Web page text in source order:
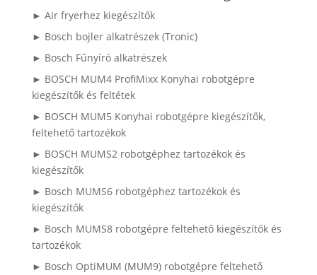
► Air fryerhez kiegészítők
► Bosch bojler alkatrészek (Tronic)
► Bosch Fűnyíró alkatrészek
► BOSCH MUM4 ProfiMixx Konyhai robotgépre
kiegészítők és feltétek
► BOSCH MUM5 Konyhai robotgépre kiegészítők,
feltehető tartozékok
► BOSCH MUMS2 robotgéphez tartozékok és
kiegészítők
► Bosch MUMS6 robotgéphez tartozékok és
kiegészítők
► Bosch MUMS8 robotgépre feltehető kiegészítők és
tartozékok
► Bosch OptiMUM (MUM9) robotgépre feltehető